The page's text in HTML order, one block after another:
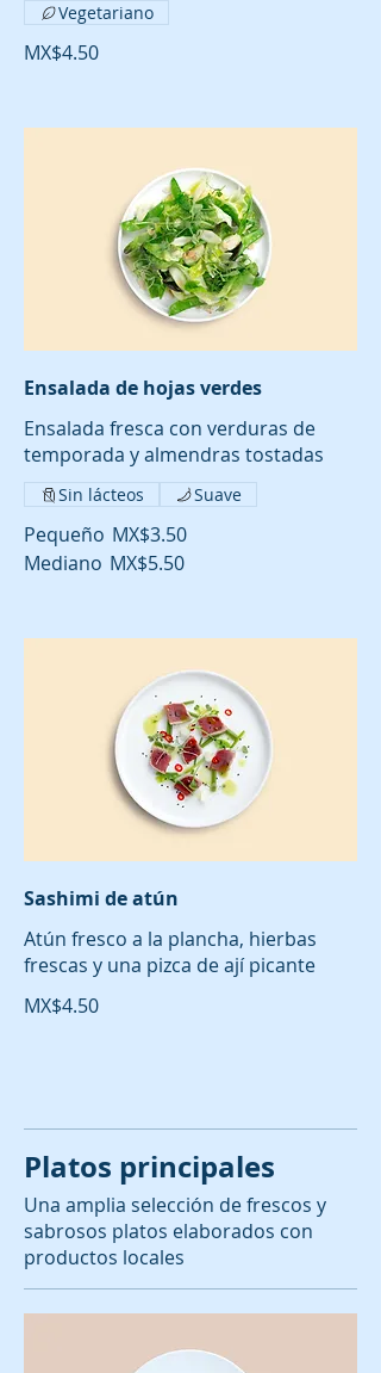
MX$4.50
Vegetariano
Ensalada de hojas verdes
Ensalada fresca con verduras de
temporada y almendras tostadas
Pequeño MX$3.50
Mediano MX$5.50
Sin lácteos Suave
Sashimi de atún
Atún fresco a la plancha, hierbas
frescas y una pizca de ají picante
MX$4.50
Platos principales
Una amplia selección de frescos y
sabrosos platos elaborados con
productos locales